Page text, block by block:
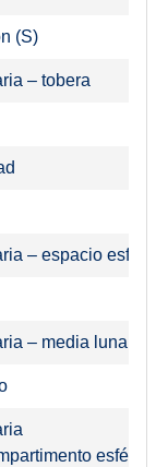
(S)
– tobera
– espacio
– media luna
esférico